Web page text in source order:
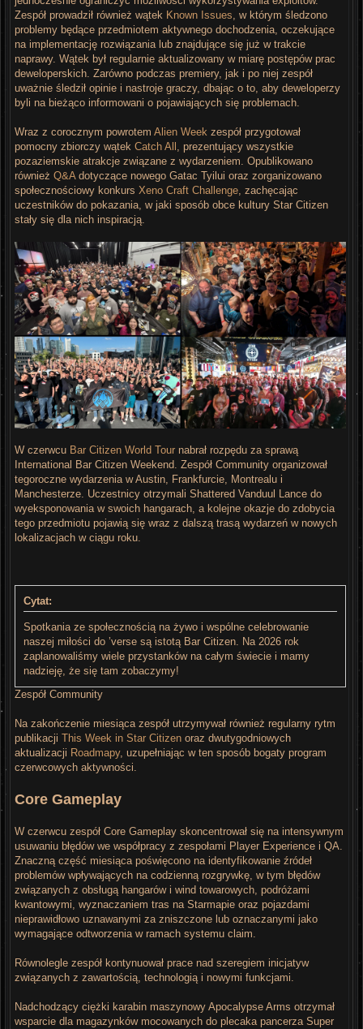
Zespół prowadził również wątek Known Issues, w którym śledzono
problemy będące przedmiotem aktywnego dochodzenia, oczekujące
na implementację rozwiązania lub znajdujące się już w trakcie
naprawy. Wątek był regularnie aktualizowany w miarę postępów prac
deweloperskich. Zarówno podczas premiery, jak i po niej zespół
uważnie śledził opinie i nastroje graczy, dbając o to, aby deweloperzy
byli na bieżąco informowani o pojawiających się problemach.
Wraz z corocznym powrotem Alien Week zespół przygotował
pomocny zbiorczy wątek Catch All , prezentujący wszystkie
pozaziemskie atrakcje związane z wydarzeniem. Opublikowano
również Q&Adotyczące nowego Gatac Tyilui oraz zorganizowano
społecznościowy konkurs Xeno Craft Challenge, zachęcając
uczestników do pokazania, w jaki sposób obce kultury Star Citizen
stały się dla nich inspiracją.
W czerwcu Bar Citizen World Tour nabrał rozpędu za sprawą
International Bar Citizen Weekend. Zespół Community organizował
tegoroczne wydarzenia w Austin, Frankfurcie, Montrealu i
Manchesterze. Uczestnicy otrzymali Shattered Vanduul Lance do
wyeksponowania w swoich hangarach, a kolejne okazje do zdobycia
tego przedmiotu pojawią się wraz z dalszą trasą wydarzeń w nowych
lokalizacjach w ciągu roku.
Cytat:
Spotkania ze społecznością na żywo i wspólne celebrowanie
naszej miłości do ’verse są istotą Bar Citizen. Na 2026 rok
zaplanowaliśmy wiele przystanków na całym świecie i mamy
nadzieję, że się tam zobaczymy!
Zespół Community
Na zakończenie miesiąca zespół utrzymywał również regularny rytm
publikacji This Week in Star Citizen oraz dwutygodniowych
aktualizacji Roadmapy, uzupełniając w ten sposób bogaty program
czerwcowych aktywności.
Core Gameplay
W czerwcu zespół Core Gameplay skoncentrował się na intensywnym
usuwaniu błędów we współpracy z zespołami Player Experience i QA.
Znaczną część miesiąca poświęcono na identyfikowanie źródeł
problemów wpływających na codzienną rozgrywkę, w tym błędów
związanych z obsługą hangarów i wind towarowych, podróżami
kwantowymi, wyznaczaniem tras na Starmapie oraz pojazdami
nieprawidłowo uznawanymi za zniszczone lub oznaczanymi jako
wymagające odtworzenia w ramach systemu claim.
Równolegle zespół kontynuował prace nad szeregiem inicjatyw
związanych z zawartością, technologią i nowymi funkcjami.
Nadchodzący ciężki karabin maszynowy Apocalypse Arms otrzymał
wsparcie dla magazynków mocowanych do plecaka pancerza Super